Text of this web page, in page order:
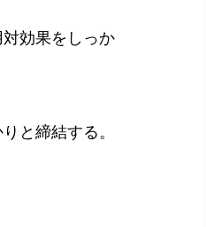
効果をしっか
と締結する。